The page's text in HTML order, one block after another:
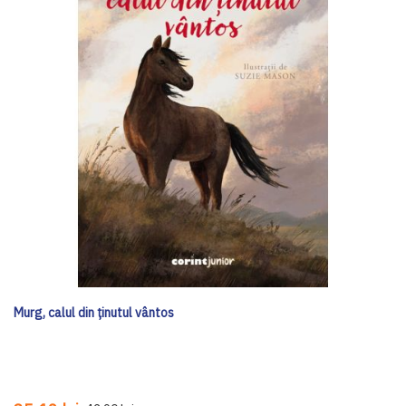
Murg, calul din ținutul vântos